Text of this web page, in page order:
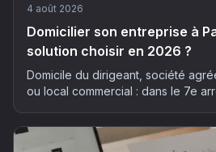
4 août 2026
Domicilier son entreprise à
solution choisir en 2026 ?
Domicile du dirigeant, société
ou local commercial : dans le 7e
choix de l'adresse compte autant
guide complet 2026.